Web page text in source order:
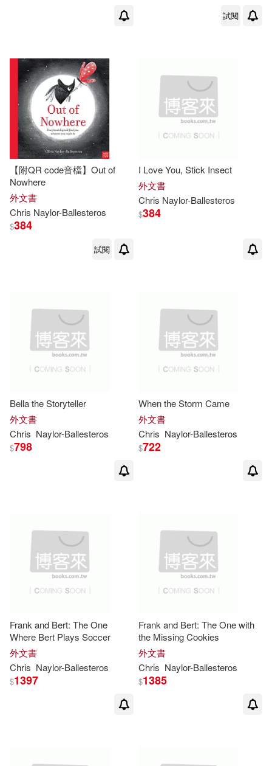
試閱
【附QR code音檔】Out of
Nowhere
外文書
Chris Naylor-Ballesteros
$384
試閱
I Love You, Stick Insect
外文書
Chris Naylor-Ballesteros
$384
Bella the Storyteller
外文書
Chris Naylor-Ballesteros
$798
When the Storm Came
外文書
Chris Naylor-Ballesteros
$722
Frank and Bert: The One
Where Bert Plays Soccer
外文書
Chris Naylor-Ballesteros
$1397
Frank and Bert: The One with
the Missing Cookies
外文書
Chris Naylor-Ballesteros
$1385